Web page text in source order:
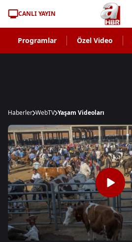
CANLI YAYIN
Programlar Özel Video
Haberler WebTV Yaşam Videoları